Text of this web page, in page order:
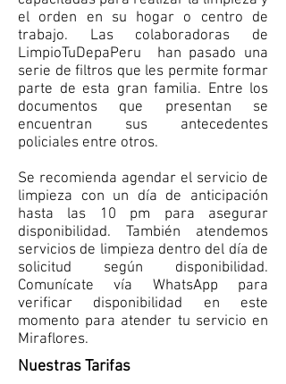
el orden en su hogar o centro de
trabajo. Las colaboradoras de
LimpioTuDepaPeru han pasado una
serie de filtros que les permite formar
parte de esta gran familia. Entre los
documentos que presentan se
encuentran sus antecedentes
policiales entre otros.
Se recomienda agendar el servicio de
limpieza con un día de anticipación
hasta las 10 pm para asegurar
disponibilidad. También atendemos
servicios de limpieza dentro del día de
solicitud según disponibilidad.
Comunícate vía WhatsApp para
verificar disponibilidad en este
momento para atender tu servicio en
Miraflores.
Nuestras Tarifas